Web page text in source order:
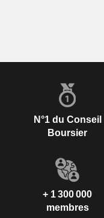
N°1 du Conseil
Boursier
+ 1 300 000
membres